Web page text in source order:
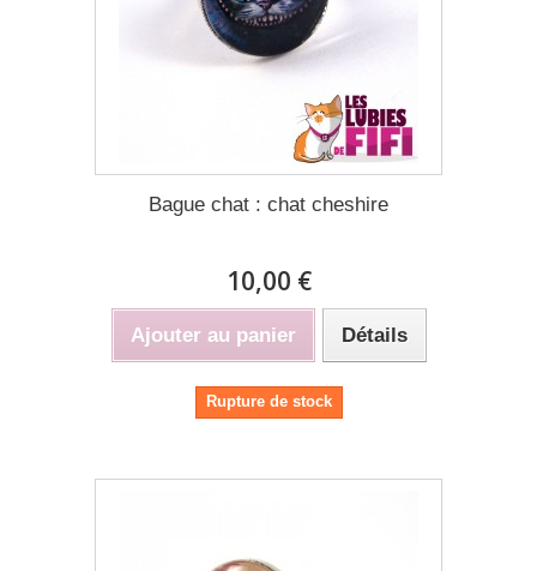
Bague chat : chat cheshire
10,00 €
Ajouter au panier Détails
Rupture de stock